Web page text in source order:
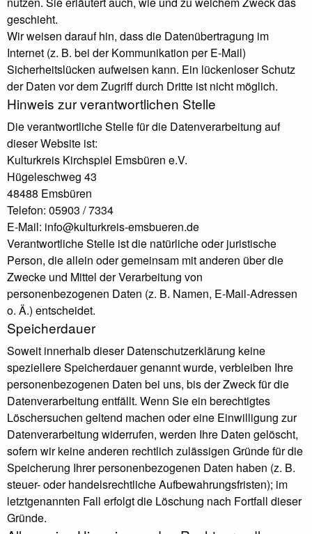
geschieht.
Wir weisen darauf hin, dass die Datenübertragung im
Internet (z. B. bei der Kommunikation per E-Mail)
Sicherheitslücken aufweisen kann. Ein lückenloser Schutz
der Daten vor dem Zugriff durch Dritte ist nicht möglich.
Hinweis zur verantwortlichen Stelle
Die verantwortliche Stelle für die Datenverarbeitung auf
dieser Website ist:
Kulturkreis Kirchspiel Emsbüren e.V.
Hügeleschweg 43
48488 Emsbüren
Telefon: 05903 / 7334
E-Mail: info@kulturkreis-emsbueren.de
Verantwortliche Stelle ist die natürliche oder juristische
Person, die allein oder gemeinsam mit anderen über die
Zwecke und Mittel der Verarbeitung von
personenbezogenen Daten (z. B. Namen, E-Mail-Adressen
o. Ä.) entscheidet.
Speicherdauer
Soweit innerhalb dieser Datenschutzerklärung keine
speziellere Speicherdauer genannt wurde, verbleiben Ihre
personenbezogenen Daten bei uns, bis der Zweck für die
Datenverarbeitung entfällt. Wenn Sie ein berechtigtes
Löschersuchen geltend machen oder eine Einwilligung zur
Datenverarbeitung widerrufen, werden Ihre Daten gelöscht,
sofern wir keine anderen rechtlich zulässigen Gründe für die
Speicherung Ihrer personenbezogenen Daten haben (z. B.
steuer- oder handelsrechtliche Aufbewahrungsfristen); im
letztgenannten Fall erfolgt die Löschung nach Fortfall dieser
Gründe.